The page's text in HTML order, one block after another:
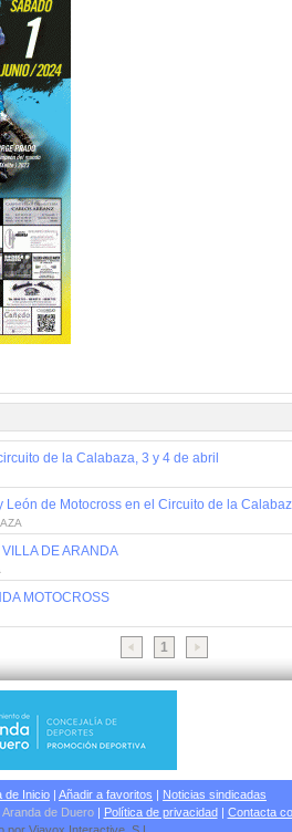
de la Calabaza, 3 y 4 de abril
León de Motocross en el Circuito de la
DE ARANDA
MOTOCROSS
1
de Inicio | Añadir a favoritos | Noticias sindicadas
de Duero| Política de privacidad| Contacta